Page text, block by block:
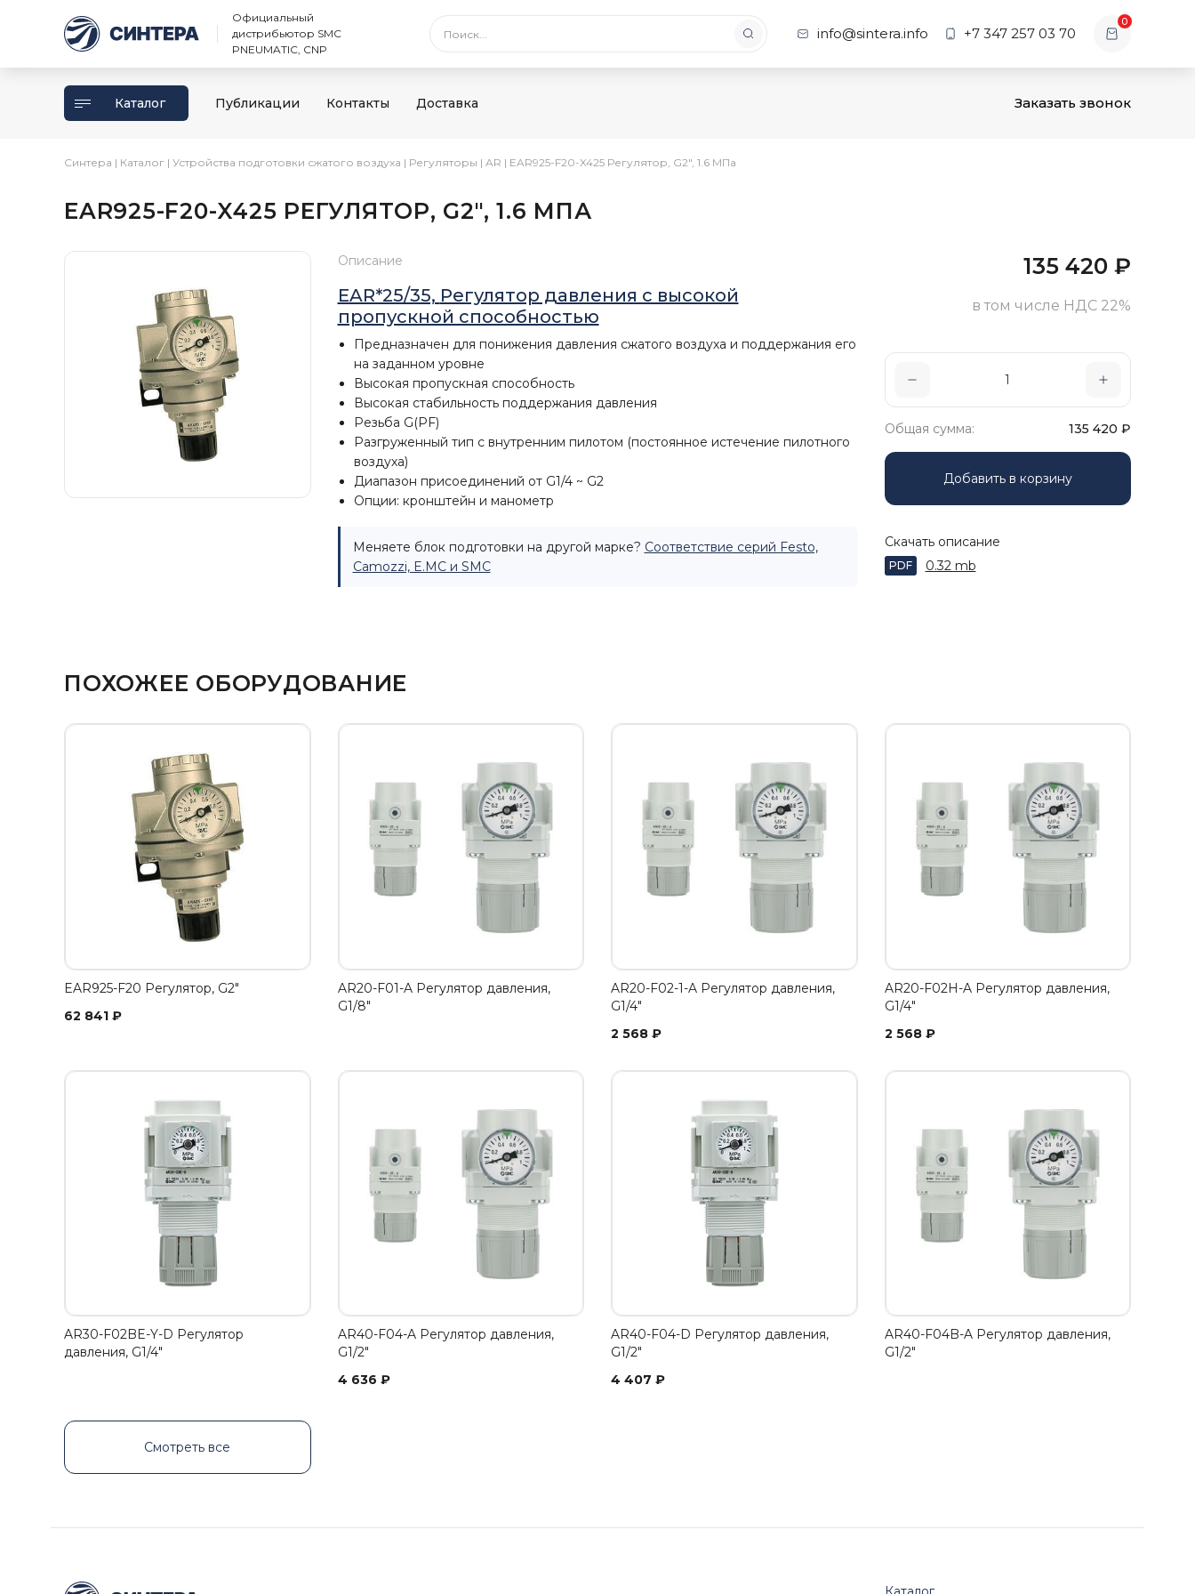
Официальный
дистрибьютор SMC
PNEUMATIC, CNP
info@sintera.info +7 347 257 03 70
0
Каталог Публикации Контакты Доставка Заказать звонок
Синтера | Каталог | Устройства подготовки сжатого воздуха | Регуляторы | AR | EAR925-F20-X425 Регулятор, G2″, 1.6 МПа
EAR925-F20-X425 РЕГУЛЯТОР, G2″, 1.6 МПА
Описание
EAR*25/35, Регулятор давления с высокой
пропускной способностью
Предназначен для понижения давления сжатого воздуха и поддержания его
на заданном уровне
Высокая пропускная способность
Высокая стабильность поддержания давления
Резьба G(PF)
Разгруженный тип с внутренним пилотом (постоянное истечение пилотного
воздуха)
Диапазон присоединений от G1/4 ~ G2
Опции: кронштейн и манометр
Меняете блок подготовки на другой марке? Соответствие серий Festo,
Camozzi, E.MC и SMC
135 420 ₽
в том числе НДС 22%
Общая сумма: 135 420 ₽
Добавить в корзину
Скачать описание
PDF 0.32 mb
ПОХОЖЕЕ ОБОРУДОВАНИЕ
EAR925-F20 Регулятор, G2"
62 841 ₽
AR20-F01-A Регулятор давления,
G1/8"
AR20-F02-1-A Регулятор давления,
G1/4"
2 568 ₽
AR20-F02H-A Регулятор давления,
G1/4"
2 568 ₽
AR30-F02BE-Y-D Регулятор
давления, G1/4"
AR40-F04-A Регулятор давления,
G1/2"
4 636 ₽
AR40-F04-D Регулятор давления,
G1/2"
4 407 ₽
AR40-F04B-A Регулятор давления,
G1/2"
Смотреть все